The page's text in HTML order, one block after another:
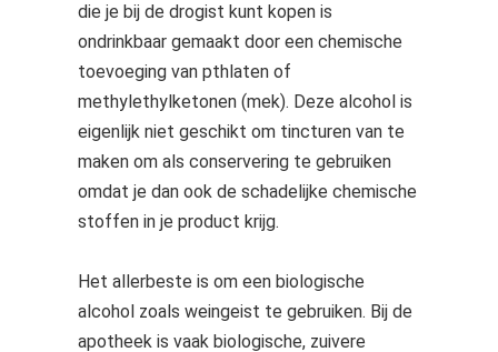
die je bij de drogist kunt kopen is
ondrinkbaar gemaakt door een chemische
toevoeging van pthlaten of
methylethylketonen (mek). Deze alcohol is
eigenlijk niet geschikt om tincturen van te
maken om als conservering te gebruiken
omdat je dan ook de schadelijke chemische
stoffen in je product krijg.
Het allerbeste is om een biologische
alcohol zoals weingeist te gebruiken. Bij de
apotheek is vaak biologische, zuivere